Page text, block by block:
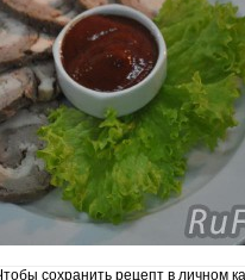
сохранить рецепт в личном